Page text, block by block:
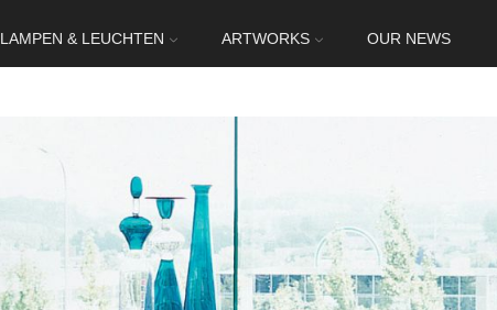
LAMPEN & LEUCHTEN ARTWORKS OUR NEWS